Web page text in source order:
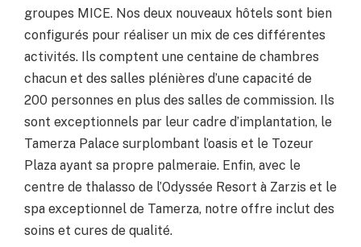
groupes MICE. Nos deux nouveaux hôtels sont bien
configurés pour réaliser un mix de ces différentes
activités. Ils comptent une centaine de chambres
chacun et des salles plénières d’une capacité de
200 personnes en plus des salles de commission. Ils
sont exceptionnels par leur cadre d’implantation, le
Tamerza Palace surplombant l’oasis et le Tozeur
Plaza ayant sa propre palmeraie. Enfin, avec le
centre de thalasso de l’Odyssée Resort à Zarzis et le
spa exceptionnel de Tamerza, notre offre inclut des
soins et cures de qualité.